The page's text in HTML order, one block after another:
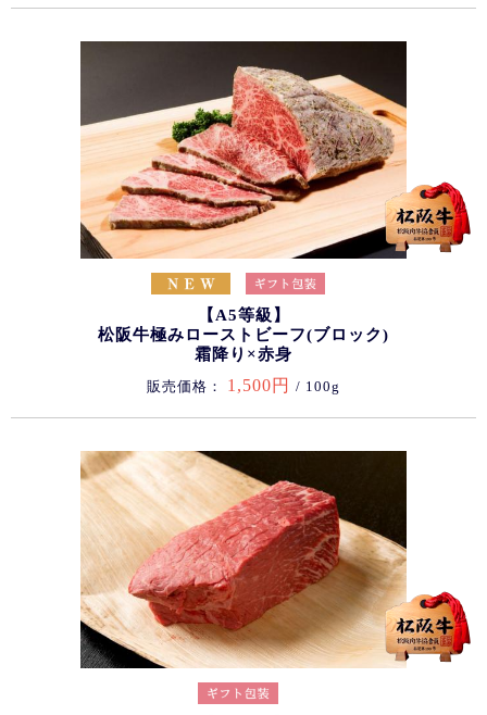
【A5等級】
松阪牛極みローストビーフ(ブロック)
霜降り×赤身
販売価格： 1,500円 / 100g